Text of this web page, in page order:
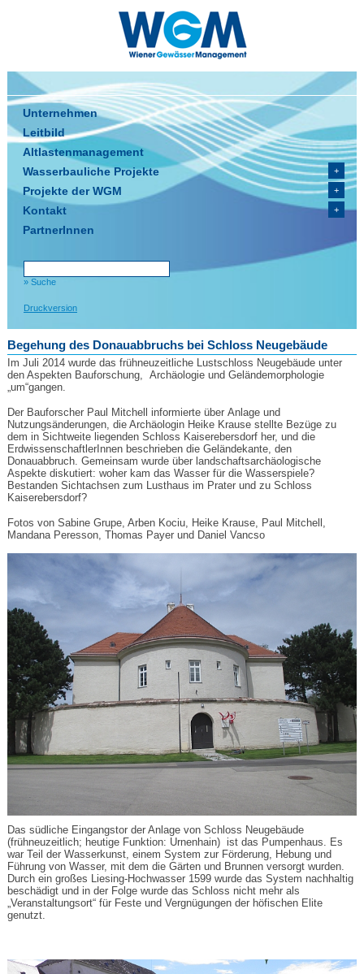
Unternehmen
Leitbild
Altlastenmanagement
Wasserbauliche Projekte
Projekte der WGM
Kontakt
PartnerInnen
» Suche
Druckversion
Begehung des Donauabbruchs bei Schloss Neugebäude
Im Juli 2014 wurde das frühneuzeitliche Lustschloss Neugebäude unter
den Aspekten Bauforschung, Archäologie und Geländemorphologie
„um“gangen.
Der Bauforscher Paul Mitchell informierte über Anlage und
Nutzungsänderungen, die Archäologin Heike Krause stellte Bezüge zu
dem in Sichtweite liegenden Schloss Kaiserebersdorf her, und die
ErdwissenschaftlerInnen beschrieben die Geländekante, den
Donauabbruch. Gemeinsam wurde über landschaftsarchäologische
Aspekte diskutiert: woher kam das Wasser für die Wasserspiele?
Bestanden Sichtachsen zum Lusthaus im Prater und zu Schloss
Kaiserebersdorf?
Fotos von Sabine Grupe, Arben Kociu, Heike Krause, Paul Mitchell,
Mandana Peresson, Thomas Payer und Daniel Vancso
Das südliche Eingangstor der Anlage von Schloss Neugebäude
(frühneuzeitlich; heutige Funktion: Urnenhain) ist das Pumpenhaus. Es
war Teil der Wasserkunst, einem System zur Förderung, Hebung und
Führung von Wasser, mit dem die Gärten und Brunnen versorgt wurden.
Durch ein großes Liesing-Hochwasser 1599 wurde das System nachhaltig
beschädigt und in der Folge wurde das Schloss nicht mehr als
„Veranstaltungsort“ für Feste und Vergnügungen der höfischen Elite
genutzt.